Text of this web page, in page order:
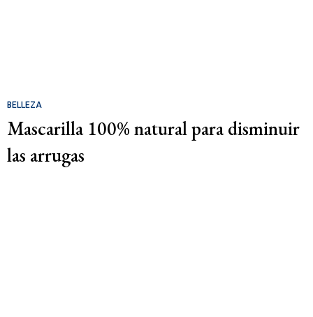
BELLEZA
Mascarilla 100% natural para disminuir
las arrugas